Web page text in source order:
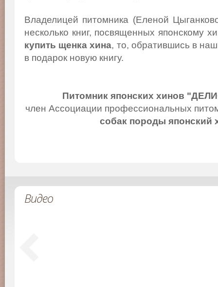
Владелицей питомника (Еленой
несколько книг, посвященных японскому
купить щенка хина, то, обратившись в
в подарок новую книгу.
Питомник японских хинов
член Ассоциации профессиональных
собак породы японский
Видео